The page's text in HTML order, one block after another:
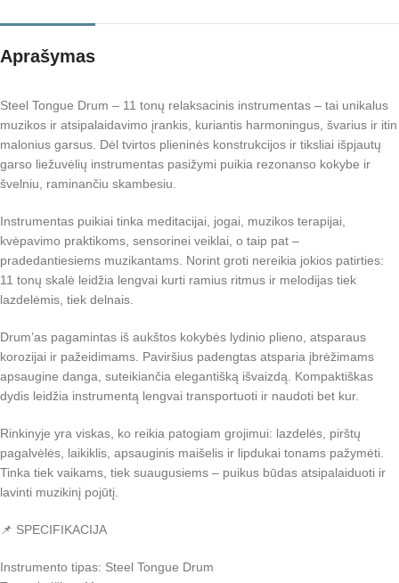
Aprašymas
Steel Tongue Drum – 11 tonų relaksacinis instrumentas – tai unikalus
muzikos ir atsipalaidavimo įrankis, kuriantis harmoningus, švarius ir itin
malonius garsus. Dėl tvirtos plieninės konstrukcijos ir tiksliai išpjautų
garso liežuvėlių instrumentas pasižymi puikia rezonanso kokybe ir
švelniu, raminančiu skambesiu.
Instrumentas puikiai tinka meditacijai, jogai, muzikos terapijai,
kvėpavimo praktikoms, sensorinei veiklai, o taip pat –
pradedantiesiems muzikantams. Norint groti nereikia jokios patirties:
11 tonų skalė leidžia lengvai kurti ramius ritmus ir melodijas tiek
lazdelėmis, tiek delnais.
Drum’as pagamintas iš aukštos kokybės lydinio plieno, atsparaus
korozijai ir pažeidimams. Paviršius padengtas atsparia įbrėžimams
apsaugine danga, suteikiančia elegantišką išvaizdą. Kompaktiškas
dydis leidžia instrumentą lengvai transportuoti ir naudoti bet kur.
Rinkinyje yra viskas, ko reikia patogiam grojimui: lazdelės, pirštų
pagalvėlės, laikiklis, apsauginis maišelis ir lipdukai tonams pažymėti.
Tinka tiek vaikams, tiek suaugusiems – puikus būdas atsipalaiduoti ir
lavinti muzikinį pojūtį.
📌 SPECIFIKACIJA
Instrumento tipas: Steel Tongue Drum